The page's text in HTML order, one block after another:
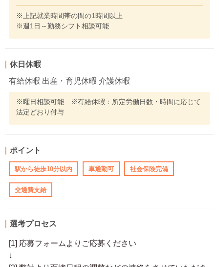
※上記就業時間帯の間の1時間以上
※週1日～勤務シフト相談可能
休日休暇
有給休暇 出産・育児休暇 介護休暇
※曜日相談可能 ※有給休暇：所定労働日数・時間に応じて
法定どおり付与
ポイント
駅から徒歩10分以内 車通勤可 社会保険完備
交通費支給
選考プロセス
[1] 応募フォームよりご応募ください
↓